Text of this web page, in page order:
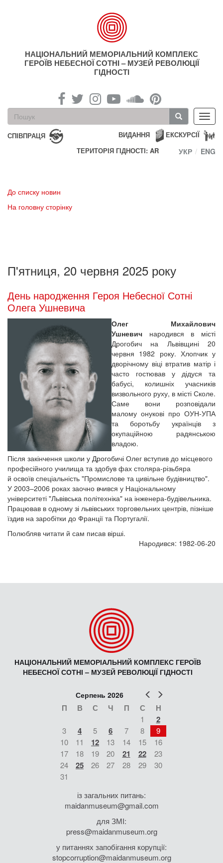
НАЦІОНАЛЬНИЙ МЕМОРІАЛЬНИЙ КОМПЛЕКС
ГЕРОЇВ НЕБЕСНОЇ СОТНІ – МУЗЕЙ РЕВОЛЮЦІЇ
ГІДНОСТІ
Пошукова
форма
Пошук
СПІВПРАЦЯ ЕКСКУРСІЇ
ВИДАННЯ
ТЕРИТОРІЯ ГІДНОСТІ: AR
УКР ENG
До списку новин
На головну сторінку
П'ятниця, 20 червня 2025 року
День народження Героя Небесної Сотні
Олега Ушневича
Олег Михайлович
Ушневич народився в місті
Дрогобич на Львівщині 20
червня 1982 року. Хлопчик у
дворічному віці втратив матір і
часто гостював у дідуся та
бабусі, колишніх учасників
визвольного руху, в місті Сколе.
Саме вони розповідали
малому онукові про ОУН-УПА
та боротьбу українців з
окупаційною радянською
владою.
Після закінчення школи у Дрогобичі Олег вступив до місцевого
професійного училища та здобув фах столяра-різьбяра
й освоїв спеціальність "Промислове та цивільне будівництво".
У 2003–2006 роках заочно вчився у Національному
університеті "Львівська політехніка" на інженера-будівельника.
Працював в одному зі львівських торговельних центрів, пізніше
їздив на заробітки до Франції та Португалії.
Полюбляв читати й сам писав вірші.
Народився: 1982-06-20
НАЦІОНАЛЬНИЙ МЕМОРІАЛЬНИЙ КОМПЛЕКС ГЕРОЇВ
НЕБЕСНОЇ СОТНІ – МУЗЕЙ РЕВОЛЮЦІЇ ГІДНОСТІ
Попер
Серпень 2026
П В С Ч П С Н
1 2
3 4 5 6 7 8
9
10
11 12 13 14 15
16
17
18 19 20 21 22
23
24
25 26 27 28 29
30
31
із загальних питань:
maidanmuseum@gmail.com
для ЗМІ:
press@maidanmuseum.org
у питаннях запобігання корупції:
stopcorruption@maidanmuseum.org